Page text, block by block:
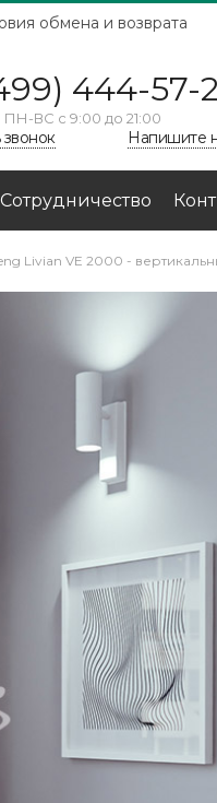
обмена и возврата
444-57-
ПН-ВС с 9:00 до 21:00
звонок Напишите
Сотрудничество
Livian VE 2000 -